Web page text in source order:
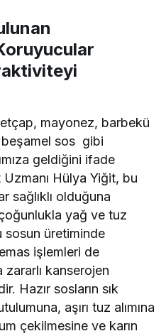
mayonez, barbekü
beşamel sos gibi
geldiğini ifade
Hülya Yiğit, bu
sağlıklı olduğuna
yağ ve tuz
sosun üretiminde
işlemleri de
kanserojen
Hazır sosların sık
aşırı tuz alımına
çekilmesine ve karın